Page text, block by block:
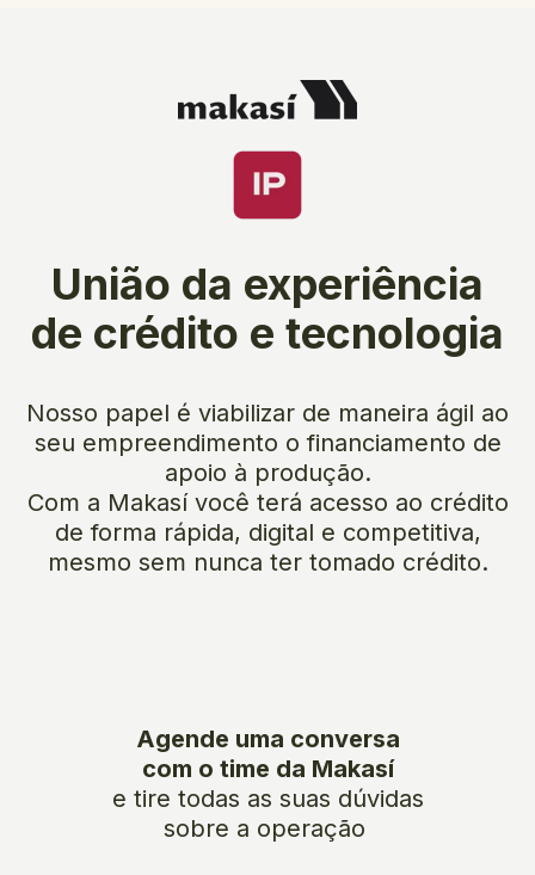
União da experiência
de crédito e tecnologia
Nosso papel é viabilizar de maneira ágil ao
seu empreendimento o financiamento de
apoio à produção.
Com a Makasí você terá acesso ao crédito
de forma rápida, digital e competitiva,
mesmo sem nunca ter tomado crédito.
Agende uma conversa
com o time da Makasí
e tire todas as suas dúvidas
sobre a operação